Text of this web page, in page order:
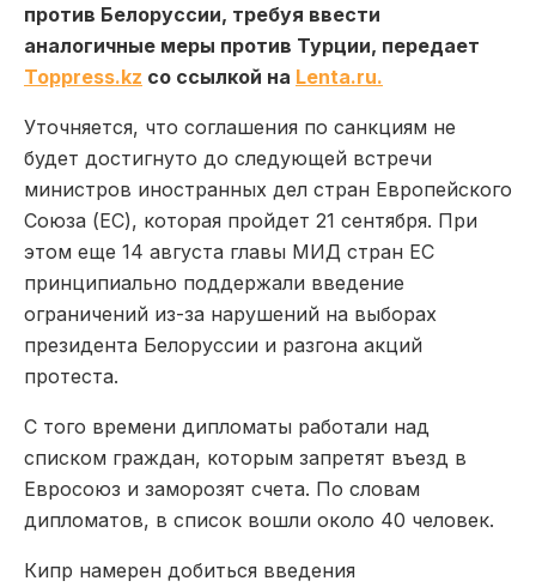
против Белоруссии, требуя ввести
аналогичные меры против Турции, передает
Toppress.kz со ссылкой на Lenta.ru.
Уточняется, что соглашения по санкциям не
будет достигнуто до следующей встречи
министров иностранных дел стран Европейского
Союза (ЕС), которая пройдет 21 сентября. При
этом еще 14 августа главы МИД стран ЕС
принципиально поддержали введение
ограничений из-за нарушений на выборах
президента Белоруссии и разгона акций
протеста.
С того времени дипломаты работали над
списком граждан, которым запретят въезд в
Евросоюз и заморозят счета. По словам
дипломатов, в список вошли около 40 человек.
Кипр намерен добиться введения